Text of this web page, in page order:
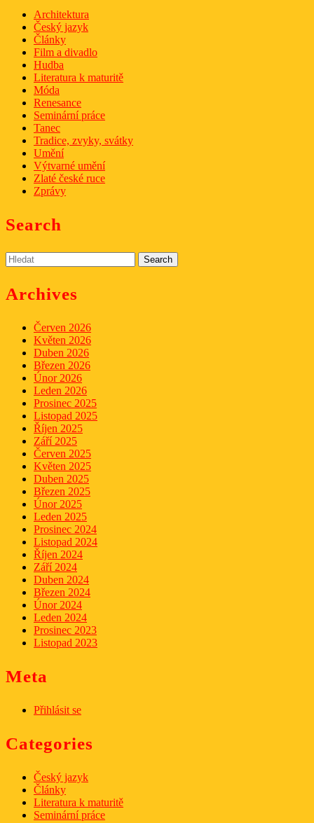
Architektura
Český jazyk
Články
Film a divadlo
Hudba
Literatura k maturitě
Móda
Renesance
Seminární práce
Tanec
Tradice, zvyky, svátky
Umění
Výtvarné umění
Zlaté české ruce
Zprávy
Search
Search
for:
Archives
Červen 2026
Květen 2026
Duben 2026
Březen 2026
Únor 2026
Leden 2026
Prosinec 2025
Listopad 2025
Říjen 2025
Září 2025
Červen 2025
Květen 2025
Duben 2025
Březen 2025
Únor 2025
Leden 2025
Prosinec 2024
Listopad 2024
Říjen 2024
Září 2024
Duben 2024
Březen 2024
Únor 2024
Leden 2024
Prosinec 2023
Listopad 2023
Meta
Přihlásit se
Categories
Český jazyk
Články
Literatura k maturitě
Seminární práce